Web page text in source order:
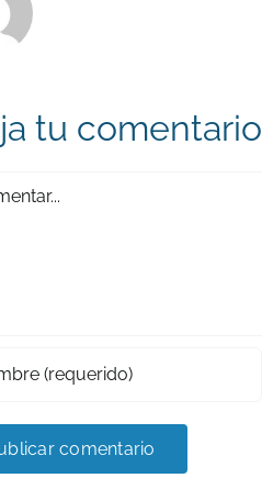
tu comentario